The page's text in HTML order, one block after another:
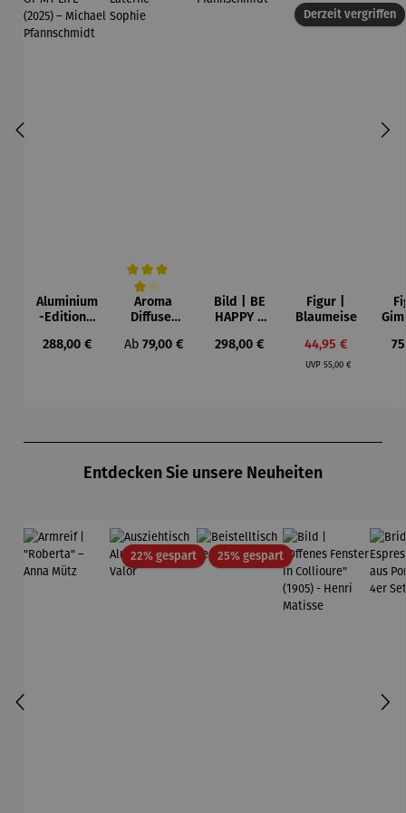
Aluminium
-Edition |
MY LIFE
Regulärer Preis:
288,00 €
Durchschnittliche Bewertung von 4 von 5 Sternen
Aroma
Diffuser
Laterne –
Regulärer Preis:
Ab 79,00 €
Bild | BE
HAPPY –
Pfannsch
Regulärer Preis:
298,00 €
Derzeit vergriffen
Figur |
Blaumeise
Verkaufspreis:
44,95 €
UVP Regulärer Preis:
55,00 €
Entdecken Sie unsere Neuheiten
22% gespartRabatt25% gespartRabatt